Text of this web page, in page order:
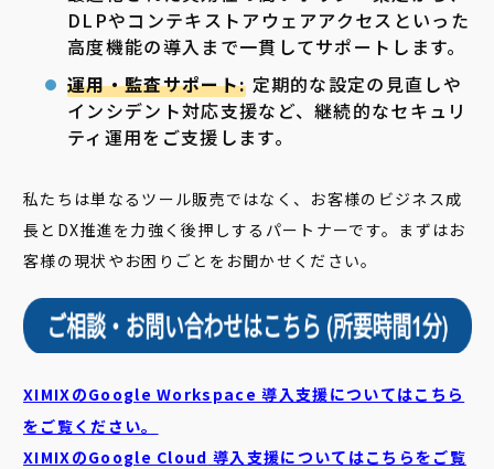
DLPやコンテキストアウェアアクセスといった
高度機能の導入まで一貫してサポートします。
運用・監査サポート: 定期的な設定の見直しや
インシデント対応支援など、継続的なセキュリ
ティ運用をご支援します。
私たちは単なるツール販売ではなく、お客様のビジネス成
長とDX推進を力強く後押しするパートナーです。まずはお
客様の現状やお困りごとをお聞かせください。
XIMIXのGoogle Workspace 導入支援についてはこちら
をご覧ください。
XIMIXのGoogle Cloud 導入支援についてはこちらをご覧